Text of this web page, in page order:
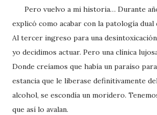
Pero vuelvo a mi historia… Durante
explicó como acabar con la patología dual
Al tercer ingreso para una
yo decidimos actuar. Pero una clínica
Donde creíamos que había un paraíso
estancia que le liberase definitivamente
alcohol, se escondía un moridero.
que así lo avalan.